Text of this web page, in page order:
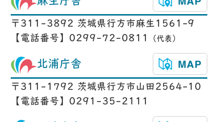
〒311-3892 茨城県行方市麻生1561-9
【電話番号】0299-72-0811
（代表）
北浦庁舎
〒311-1792 茨城県行方市山田2564-10
【電話番号】0291-35-2111